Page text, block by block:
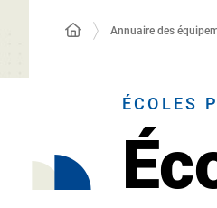
Annuaire des
ÉCOLES